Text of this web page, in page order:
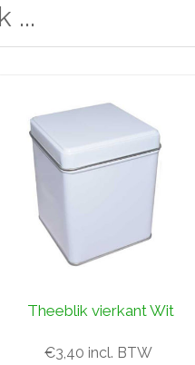
...
Theeblik vierkant Wit
€3,40 incl. BTW